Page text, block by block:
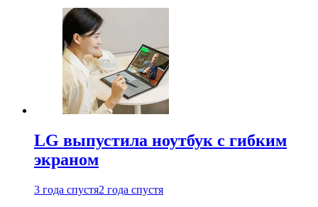
LG выпустила ноутбук с гибким
экраном
3 года спустя2 года спустя